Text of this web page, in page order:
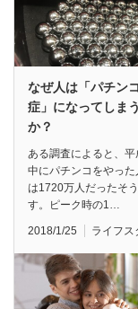
なぜ人は「パチン
症」になってしま
か？
ある調査によると、
中にパチンコをやった
は1720万人だったそ
す。ピーク時の1…
2018/1/25 ライフス